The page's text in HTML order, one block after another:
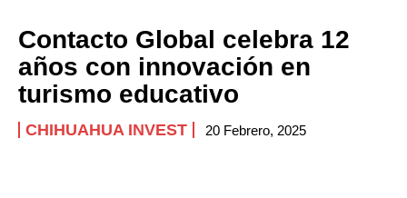
Contacto Global celebra 12
años con innovación en
turismo educativo
CHIHUAHUA INVEST 20 Febrero, 2025